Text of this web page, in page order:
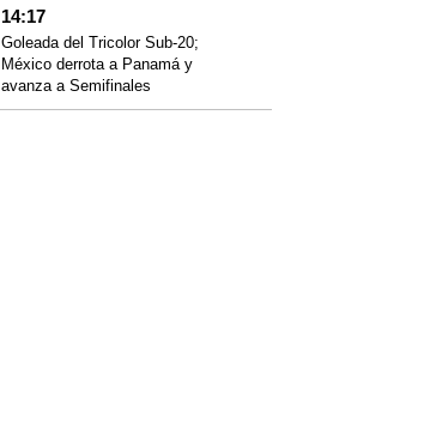
14:17
Goleada del Tricolor Sub-20;
México derrota a Panamá y
avanza a Semifinales